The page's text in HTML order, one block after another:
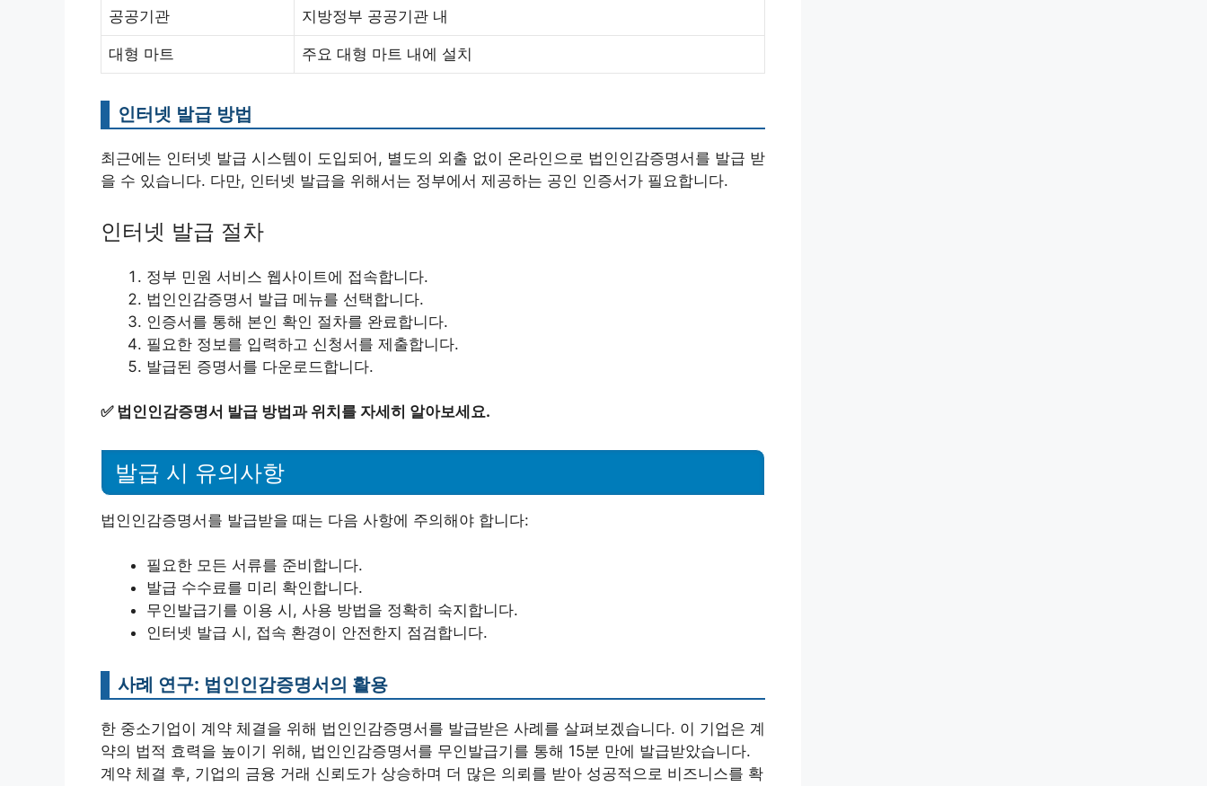
공공기관 지방정부 공공기관 내
대형 마트 주요 대형 마트 내에 설치
인터넷 발급 방법
최근에는 인터넷 발급 시스템이 도입되어, 별도의 외출 없이 온라인으로 법인인감증명서를 발급 받
을 수 있습니다. 다만, 인터넷 발급을 위해서는 정부에서 제공하는 공인 인증서가 필요합니다.
인터넷 발급 절차
정부 민원 서비스 웹사이트에 접속합니다.
법인인감증명서 발급 메뉴를 선택합니다.
인증서를 통해 본인 확인 절차를 완료합니다.
필요한 정보를 입력하고 신청서를 제출합니다.
발급된 증명서를 다운로드합니다.
✅ 법인인감증명서 발급 방법과 위치를 자세히 알아보세요.
발급 시 유의사항
법인인감증명서를 발급받을 때는 다음 사항에 주의해야 합니다:
필요한 모든 서류를 준비합니다.
발급 수수료를 미리 확인합니다.
무인발급기를 이용 시, 사용 방법을 정확히 숙지합니다.
인터넷 발급 시, 접속 환경이 안전한지 점검합니다.
사례 연구: 법인인감증명서의 활용
한 중소기업이 계약 체결을 위해 법인인감증명서를 발급받은 사례를 살펴보겠습니다. 이 기업은 계
약의 법적 효력을 높이기 위해, 법인인감증명서를 무인발급기를 통해 15분 만에 발급받았습니다.
계약 체결 후, 기업의 금융 거래 신뢰도가 상승하며 더 많은 의뢰를 받아 성공적으로 비즈니스를 확